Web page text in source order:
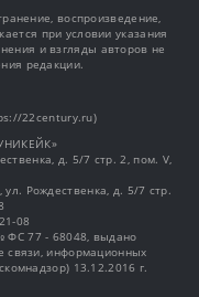
воспроизведение,
при условии указания
и взгляды авторов не
редакции.
22century.ru)
д. 5/7 стр. 2, пом. V,
Рождественка, д. 5/7 стр.
08
ФС 77 - 68048, выдано
связи, информационных
13.12.2016 г.